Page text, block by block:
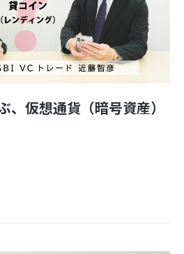
、仮想通貨（暗号資産）